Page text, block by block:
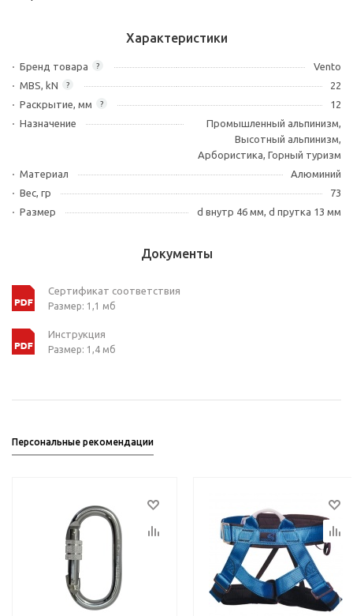
Характеристики
?
Бренд товара Vento
?
MBS, kN 22
?
Раскрытие, мм
12
Назначение
Промышленный альпинизм,
Высотный альпинизм,
Арбористика, Горный туризм
Материал
Алюминий
Вес, гр
73
Размер
d внутр 46 мм, d прутка 13 мм
Документы
Сертификат соответствия
Размер: 1,1 мб
Инструкция
Размер: 1,4 мб
Персональные рекомендации